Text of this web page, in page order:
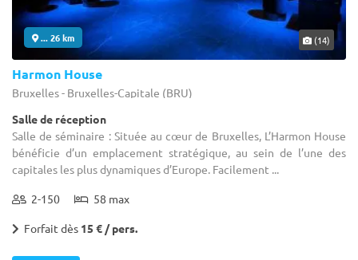
... 26 km (14)
Harmon House
Bruxelles - Bruxelles-Capitale (BRU)
Salle de réception
Salle de séminaire : Située au cœur de Bruxelles, L’Harmon House
bénéficie d’un emplacement stratégique, au sein de l’une des
capitales les plus dynamiques d’Europe. Facilement ...
2-150 58 max
Forfait dès 15 € / pers.